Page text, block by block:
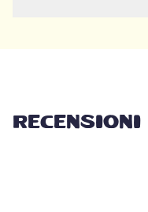
RECENSIONI